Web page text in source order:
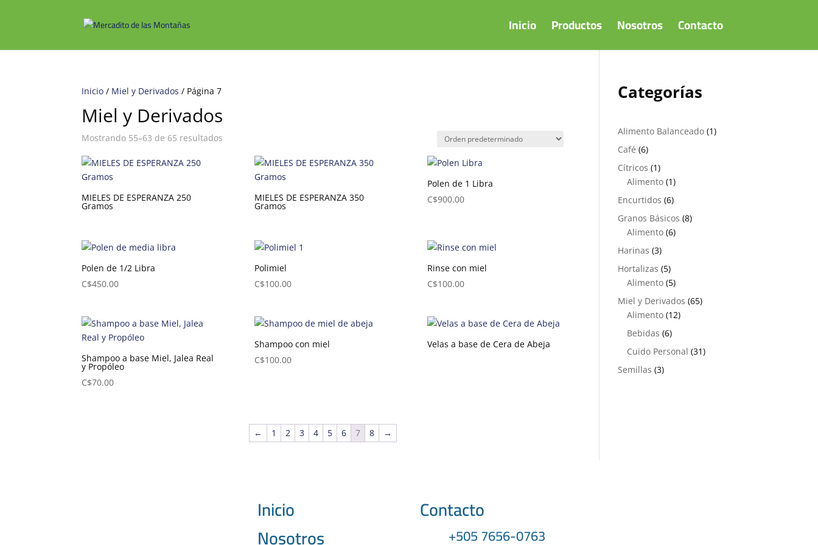
Inicio Productos Nosotros Contacto
Inicio / Miel y Derivados / Página 7
Miel y Derivados
Mostrando 55–63 de 65 resultados
MIELES DE ESPERANZA 250
Gramos
MIELES DE ESPERANZA 350
Gramos
Polen de 1 Libra
C$900.00
Polen de 1/2 Libra
C$450.00
Polimiel
C$100.00
Rinse con miel
C$100.00
Shampoo a base Miel, Jalea Real
y Propóleo
C$70.00
Shampoo con miel
C$100.00
Velas a base de Cera de Abeja
← 1 2 3 4 5 6 7 8 →
Categorías
Alimento Balanceado 11
Café 66
productos
Cítricos 11
producto
Alimento 11
producto
Encurtidos 66
productos
Granos Básicos 88
Alimento 66
Harinas 33
productos
Hortalizas 55
productos
Alimento 55
productos
Miel y Derivados 6565
Alimento 1212
Bebidas 66
productos
Cuido Personal 3131
Semillas 33
Inicio
Nosotros
Contacto
+505 7656-0763